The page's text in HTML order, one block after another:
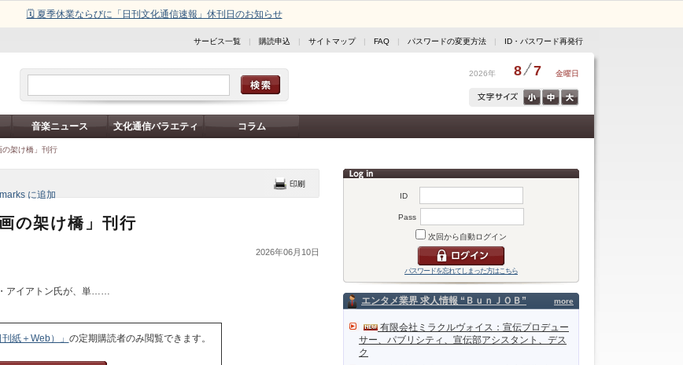
🗓️ 夏季休業ならびに「日刊文化通信速報」休刊日のお知らせ
サービス一覧 | 購読申込 | サイトマップ| FAQ | パスワードの変更方法 | ID・パスワード再発行
2026年 8 7 金曜日
音楽ニュース 文化通信バラエティ コラム
の架け橋」刊行
ID
Pass
次回から自動ログイン
パスワードを忘れてしまった方はこちら
more
エンタメ業界 求人情報 “ＢｕｎＪＯＢ”
有限会社ミラクルヴォイス：宣伝プロデュー
サー、パブリシティ、宣伝部アシスタント、デス
ク
の架け橋」刊行
2026年06月10日
アイアトン氏が、単……
紙＋Web）」 の定期購読者のみ閲覧できます。